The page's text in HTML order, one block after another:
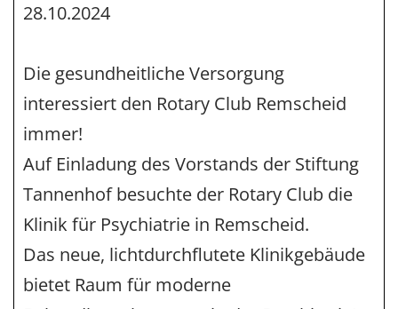
28.10.2024
Die gesundheitliche Versorgung
interessiert den Rotary Club Remscheid
immer!
Auf Einladung des Vorstands der Stiftung
Tannenhof besuchte der Rotary Club die
Klinik für Psychiatrie in Remscheid.
Das neue, lichtdurchflutete Klinikgebäude
bietet Raum für moderne